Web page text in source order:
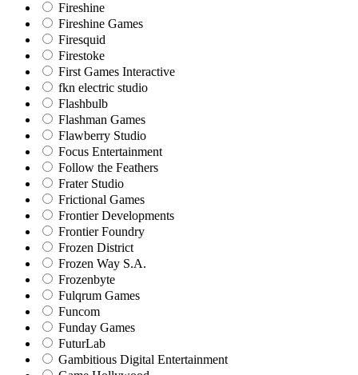
Fireshine
Fireshine Games
Firesquid
Firestoke
First Games Interactive
fkn electric studio
Flashbulb
Flashman Games
Flawberry Studio
Focus Entertainment
Follow the Feathers
Frater Studio
Frictional Games
Frontier Developments
Frontier Foundry
Frozen District
Frozen Way S.A.
Frozenbyte
Fulqrum Games
Funcom
Funday Games
FuturLab
Gambitious Digital Entertainment